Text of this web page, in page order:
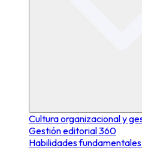
Cultura organizacional y
Gestión editorial 360
Habilidades